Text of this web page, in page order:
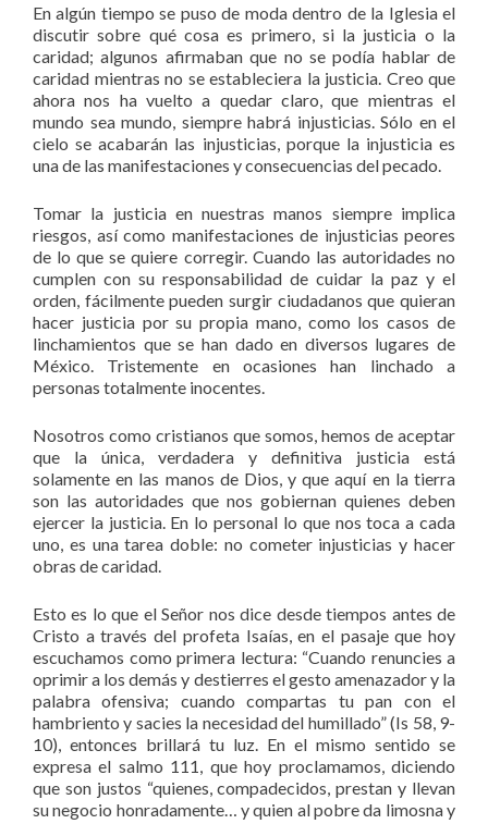
En algún tiempo se puso de moda dentro de la Iglesia el
discutir sobre qué cosa es primero, si la justicia o la
caridad; algunos afirmaban que no se podía hablar de
caridad mientras no se estableciera la justicia. Creo que
ahora nos ha vuelto a quedar claro, que mientras el
mundo sea mundo, siempre habrá injusticias. Sólo en el
cielo se acabarán las injusticias, porque la injusticia es
una de las manifestaciones y consecuencias del pecado.
Tomar la justicia en nuestras manos siempre implica
riesgos, así como manifestaciones de injusticias peores
de lo que se quiere corregir. Cuando las autoridades no
cumplen con su responsabilidad de cuidar la paz y el
orden, fácilmente pueden surgir ciudadanos que quieran
hacer justicia por su propia mano, como los casos de
linchamientos que se han dado en diversos lugares de
México. Tristemente en ocasiones han linchado a
personas totalmente inocentes.
Nosotros como cristianos que somos, hemos de aceptar
que la única, verdadera y definitiva justicia está
solamente en las manos de Dios, y que aquí en la tierra
son las autoridades que nos gobiernan quienes deben
ejercer la justicia. En lo personal lo que nos toca a cada
uno, es una tarea doble: no cometer injusticias y hacer
obras de caridad.
Esto es lo que el Señor nos dice desde tiempos antes de
Cristo a través del profeta Isaías, en el pasaje que hoy
escuchamos como primera lectura: “Cuando renuncies a
oprimir a los demás y destierres el gesto amenazador y la
palabra ofensiva; cuando compartas tu pan con el
hambriento y sacies la necesidad del humillado” (Is 58, 9-
10), entonces brillará tu luz. En el mismo sentido se
expresa el salmo 111, que hoy proclamamos, diciendo
que son justos “quienes, compadecidos, prestan y llevan
su negocio honradamente… y quien al pobre da limosna y